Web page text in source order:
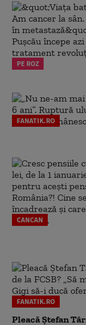
PE ROZ
FANATIK.RO
CANCAN
FANATIK.RO
Pleacă Ștefan